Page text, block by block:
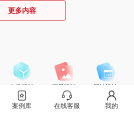
更多内容
包装设计 画册设计 网站设计
案例库 在线客服 我的